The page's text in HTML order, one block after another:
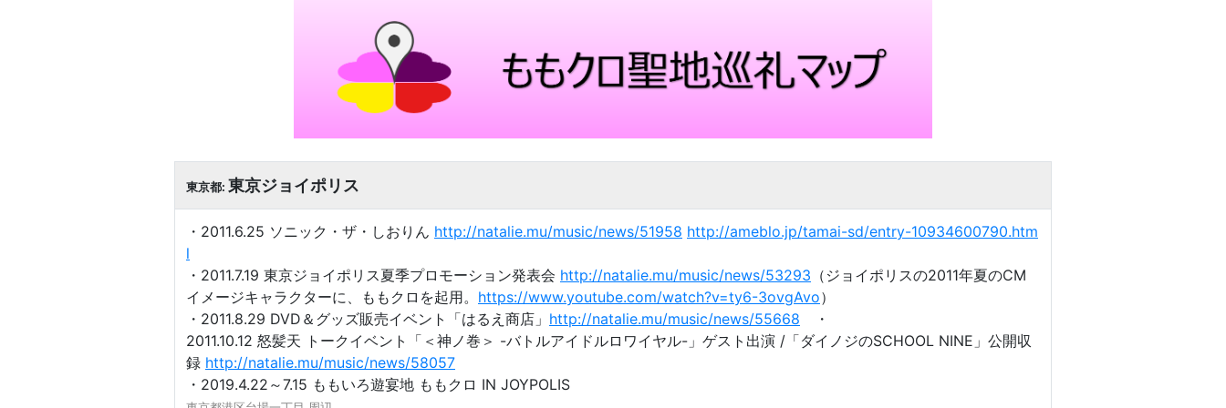
東京都: 東京ジョイポリス
・2011.6.25 ソニック・ザ・しおりん http://natalie.mu/music/news/51958 http://ameblo.jp/tamai-sd/entry-10934600790.htm
l
・2011.7.19 東京ジョイポリス夏季プロモーション発表会 http://natalie.mu/music/news/53293 （ジョイポリスの2011年夏のCM
イメージキャラクターに、ももクロを起用。 https://www.youtube.com/watch?v=ty6-3ovgAvo）
・2011.8.29 DVD＆グッズ販売イベント「はるえ商店」 http://natalie.mu/music/news/55668 ・
2011.10.12 怒髪天 トークイベント「＜神ノ巻＞ -バトルアイドルロワイヤル-」ゲスト出演 /「ダイノジのSCHOOL NINE」公開収
録 http://natalie.mu/music/news/58057
・2019.4.22～7.15 ももいろ遊宴地 ももクロ IN JOYPOLIS